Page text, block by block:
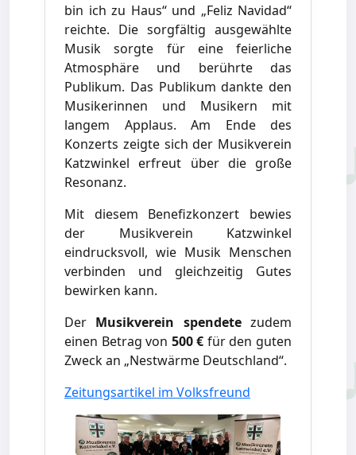
bin ich zu Haus“ und „Feliz Navidad“
reichte. Die sorgfältig ausgewählte
Musik sorgte für eine feierliche
Atmosphäre und berührte das
Publikum. Das Publikum dankte den
Musikerinnen und Musikern mit
langem Applaus. Am Ende des
Konzerts zeigte sich der Musikverein
Katzwinkel erfreut über die große
Resonanz.
Mit diesem Benefizkonzert bewies
der Musikverein Katzwinkel
eindrucksvoll, wie Musik Menschen
verbinden und gleichzeitig Gutes
bewirken kann.
Der Musikverein spendetezudem
einen Betrag von 500 € für den guten
Zweck an „Nestwärme Deutschland“.
Zeitungsartikel im Volksfreund